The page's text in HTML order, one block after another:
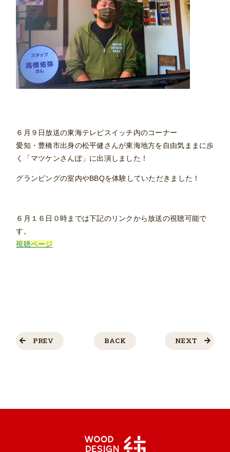
６月９日放送の東海テレビスイッチ内のコーナー
愛知・豊橋市出身の松平健さんが東海地方を自由気ままに歩
く
「マツケンさんぽ」に出演しました！
グランピングの室内やBBQを体験していただきました！
６月１６日０時までは下記のリンクから放送の視聴可能で
す。
視聴ページ
NEXT
BACK
PREV